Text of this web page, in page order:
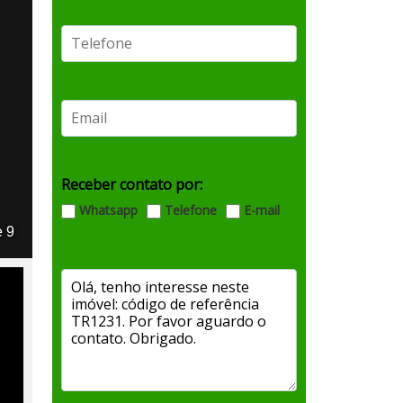
9
Receber contato por:
Whatsapp Telefone E-mail